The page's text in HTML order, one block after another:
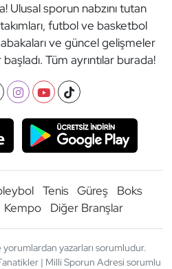
Ulusal sporun nabzını tutan
futbol ve basketbol
ve güncel gelişmeler
Tüm ayrıntılar burada!
Tenis Güreş
Boks
Kempo Diğer Branşlar
yazarları sorumludur.
| Milli Sporun Adresi sorumlu